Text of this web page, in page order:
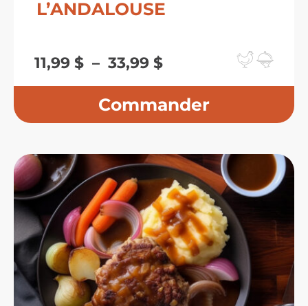
L’ANDALOUSE
11,99 $ – 33,99 $Plage
de
prix :
à
33,99 $